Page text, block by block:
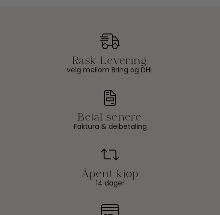
velg mellom Bring og DHL
Faktura & delbetaling
14 dager